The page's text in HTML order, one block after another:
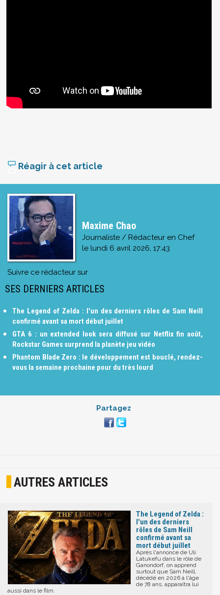
Réagir à cet article
Maxime Chao
Journaliste / Rédacteur en Chef
le lundi 6 avril 2026, 17:43
Suivre ce rédacteur sur
SES DERNIERS ARTICLES
The Legend of Zelda : l'un des derniers rôles de Sam Neill
confirmé avant sa mort début juillet
GTA 6 : un extended look sera diffusé sur Netflix fin août,
Rockstar Games surprend la planète jeu vidéo
Phantom Blade Zero : le développement est bouclé, rendez-
vous la semaine prochaine pour du très lourd
Partagez
AUTRES ARTICLES
The Legend of Zelda :
l'un des derniers
rôles de Sam Neill
confirmé avant sa
mort début juillet
Après l'annonce de Uli
Latukefu dans le rôle de
Ganondorf, on apprend
surtout que Sam Neill,
décédé en 2026 à l'âge
de 78 ans, apparaîtra lui
aussi dans le film.